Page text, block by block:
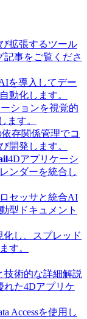
拡張するツール
記事をご覧くださ
を導入してデー
動化します。
ションを視覚的
ます。
存関係管理でコ
開発します。
4Dアプリケーシ
ンダーを統合し
セッサと統合AI
型ドキュメント
化し、スプレッド
す。
技術的な詳細解説
れた4Dアプリケ
Accessを使用し